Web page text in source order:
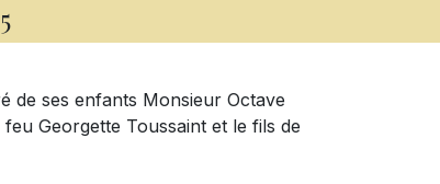
de ses enfants Monsieur Octave
Georgette Toussaint et le fils de